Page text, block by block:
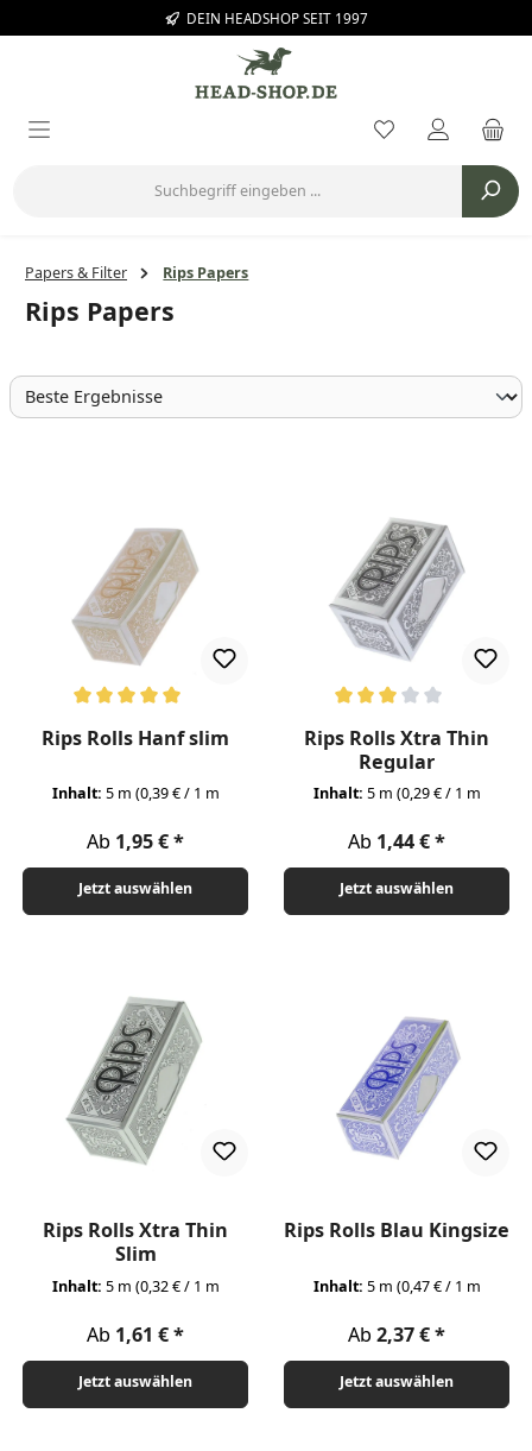
Zum Hauptinhalt springenDEIN HEADSHOP SEIT 1997
Du hast 0
Papers & Filter Rips Papers
Rips Papers
Rips Rolls Hanf slim
Inhalt: 5 m (0,39 € / 1 m
Regulärer Preis:
Ab 1,95 €
Jetzt auswählen
Rips Rolls Xtra Thin
Regular
Inhalt: 5 m (0,29 € / 1 m
Regulärer Preis:
Ab 1,44 €
Jetzt auswählen
Rips Rolls Xtra Thin
Slim
Inhalt: 5 m (0,32 € / 1 m
Regulärer Preis:
Ab 1,61 €
Jetzt auswählen
Rips Rolls Blau Kingsize
Inhalt: 5 m (0,47 € / 1 m
Regulärer Preis:
Ab 2,37 €
Jetzt auswählen